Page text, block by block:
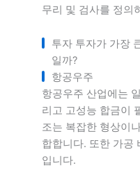
무리 및 검사를 정의
투자 투자가 가장
일까?
항공우주
항공우주 산업에는
리고 고성능 합금이
조는 복잡한 형상이
합합니다. 또한 가공
입니다.